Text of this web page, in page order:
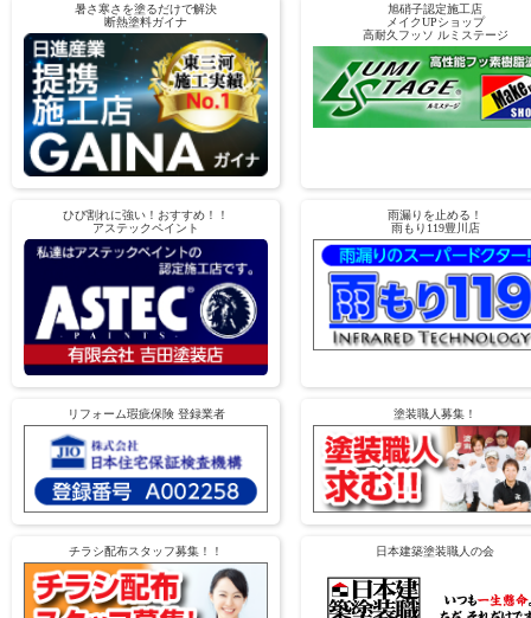
暑さ寒さを塗るだけで解決
断熱塗料ガイナ
旭硝子認定施工店
メイクUPショップ
高耐久フッソ ルミステージ
ひび割れに強い！おすすめ！！
アステックペイント
雨漏りを止める！
雨もり119豊川店
リフォーム瑕疵保険 登録業者 塗装職人募集！
チラシ配布スタッフ募集！！ 日本建築塗装職人の会